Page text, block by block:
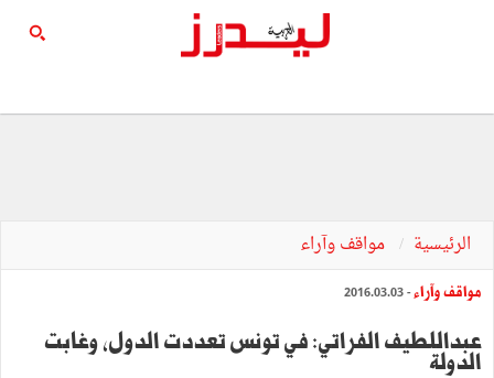
الرئيسية مواقف وآراء
مواقف وآراء- 2016.03.03
عبداللطيف الفراتي: في تونس تعددت الدول، وغابت
الدولة